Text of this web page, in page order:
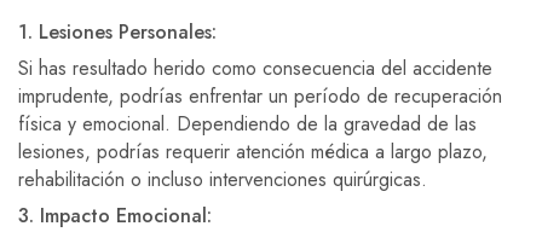
1. Lesiones Personales:
Si has resultado herido como consecuencia del accidente
imprudente, podrías enfrentar un período de recuperación
física y emocional. Dependiendo de la gravedad de las
lesiones, podrías requerir atención médica a largo plazo,
rehabilitación o incluso intervenciones quirúrgicas.
3. Impacto Emocional: